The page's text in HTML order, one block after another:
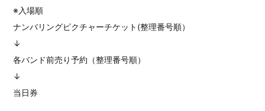
※入場順
ナンバリングピクチャーチケット(整理番号順）
↓
各バンド前売り予約（整理番号順）
↓
当日券